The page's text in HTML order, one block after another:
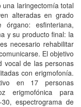
laringectomía total
alteradas en grado
esfinteriana,
y su producto final: la
necesario rehabilitar
El objetivo
vocal de las personas
con erigmofonía.
en 17 personas
erigmofónica para
espectrograma de